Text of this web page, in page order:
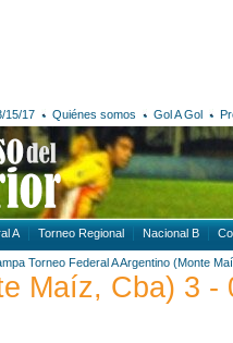
15/17 Quiénes somos Gol A Gol
A Torneo Regional Nacional B
Torneo Federal AArgentino (Monte
Maíz, Cba) 3 -